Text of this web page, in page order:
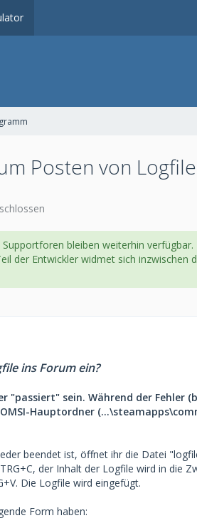
Posten von
bleiben weiterhin verfügbar.
der Entwickler widmet sich
ins Forum ein?
"passiert" sein. Während der
Hauptordner
beendet ist, öffnet ihr die Datei
der Inhalt der Logfile wird in die
Die Logfile wird eingefügt.
Form haben: